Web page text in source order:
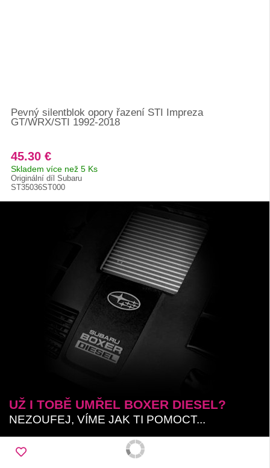
Pevný silentblok opory řazení STI Impreza
GT/WRX/STI 1992-2018
45.30 €
Skladem více než 5 Ks
Originální díl Subaru
ST35036ST000
UŽ I TOBĚ UMŘEL BOXER DIESEL?
NEZOUFEJ, VÍME JAK TI POMOCT...